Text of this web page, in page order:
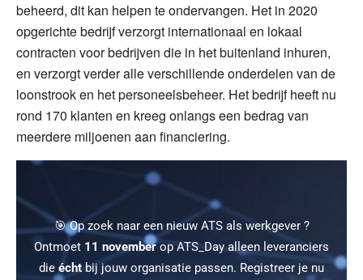
beheerd, dit kan helpen te ondervangen. Het in 2020
opgerichte bedrijf verzorgt internationaal en lokaal
contracten voor bedrijven die in het buitenland inhuren,
en verzorgt verder alle verschillende onderdelen van de
loonstrook en het personeelsbeheer. Het bedrijf heeft nu
rond 170 klanten en kreeg onlangs een bedrag van
meerdere miljoenen aan financiering.
🎯 Op zoek naar een nieuw ATS als werkgever ?
Ontmoet 11 novemberop ATS_Day alleen leveranciers
die écht bij jouw organisatie passen. Registreer je nu